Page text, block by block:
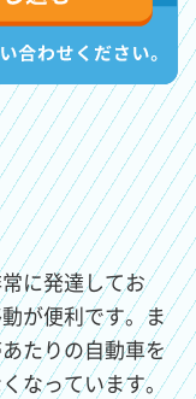
に発達してお
が便利です。ま
たりの自動車を
なっています。